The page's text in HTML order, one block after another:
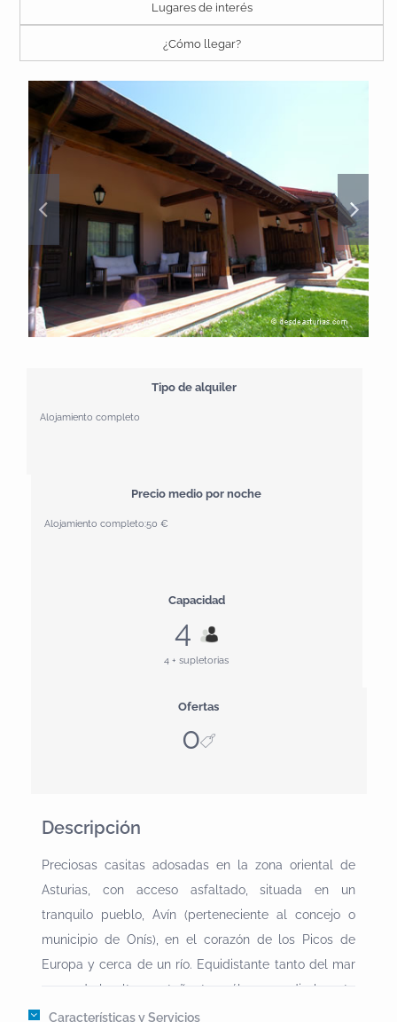
Lugares de interés
¿Cómo llegar?
Tipo de alquiler
Alojamiento completo
Precio medio por noche
Alojamiento completo:50 €
Capacidad
4
4 + supletorias
Ofertas
0
Descripción
Preciosas casitas adosadas en la zona oriental de
Asturias, con acceso asfaltado, situada en un
tranquilo pueblo, Avín (perteneciente al concejo o
municipio de Onís), en el corazón de los Picos de
Europa y cerca de un río. Equidistante tanto del mar
como de la alta montaña. tan sólo en media hora te
encontrarás en la montaña o en nuestras preciosas
Características y Servicios